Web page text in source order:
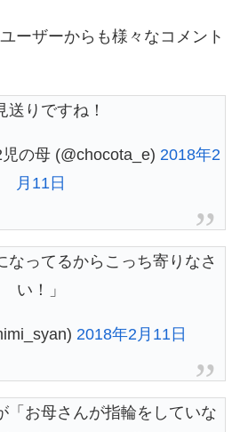
ーザーからも様々なコメント
送りですね！
の母 (@chocota_e) 2018年2
月11日
なってるからこっち寄りなさ
い！」
2018年2月11日
「お母さんが指輪をしていな